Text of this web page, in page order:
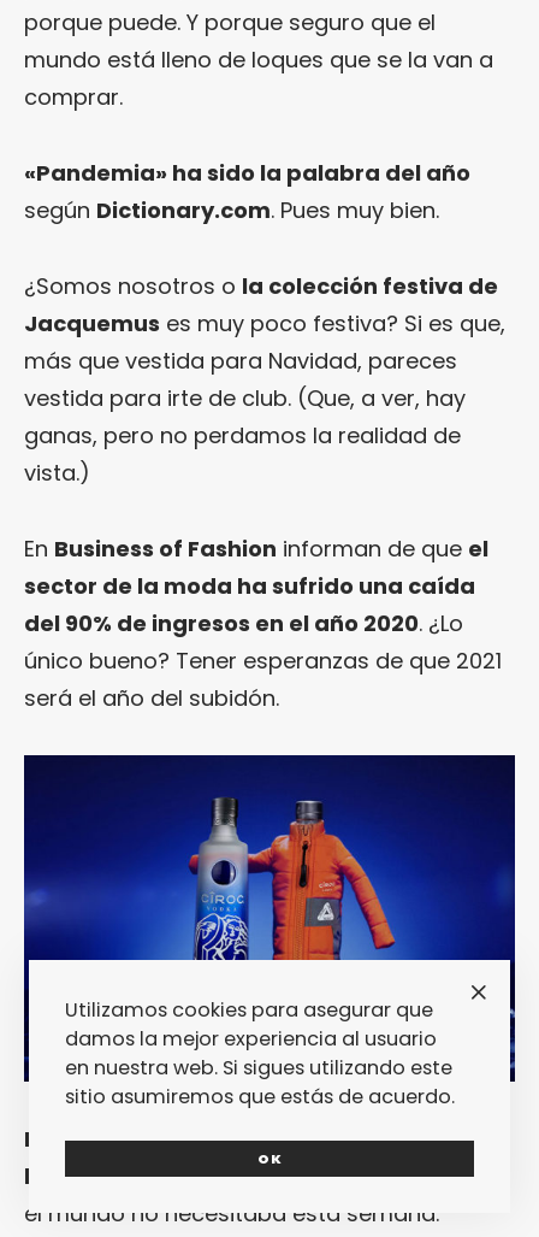
porque puede. Y porque seguro que el
mundo está lleno de loques que se la van a
comprar.
«Pandemia» ha sido la palabra del año
según Dictionary.com. Pues muy bien.
¿Somos nosotros o la colección festiva de
Jacquemus es muy poco festiva? Si es que,
más que vestida para Navidad, pareces
vestida para irte de club. (Que, a ver, hay
ganas, pero no perdamos la realidad de
vista.)
En Business of Fashion informan de que el
sector de la moda ha sufrido una caída
del 90% de ingresos en el año 2020. ¿Lo
único bueno? Tener esperanzas de que 2021
será el año del subidón.
La chaqueta acolchada de Palace para la
botella del vodka Cîroces la gilipollez que
el mundo no necesitaba esta semana.
Utilizamos cookies para asegurar que
damos la mejor experiencia al usuario
en nuestra web. Si sigues utilizando este
sitio asumiremos que estás de acuerdo.
OK